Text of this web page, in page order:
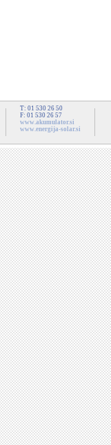
T: 01 530 26 50
F: 01 530 26 57
www.akumulator.si
www.energija-solar.si